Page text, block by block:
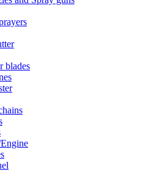
blades